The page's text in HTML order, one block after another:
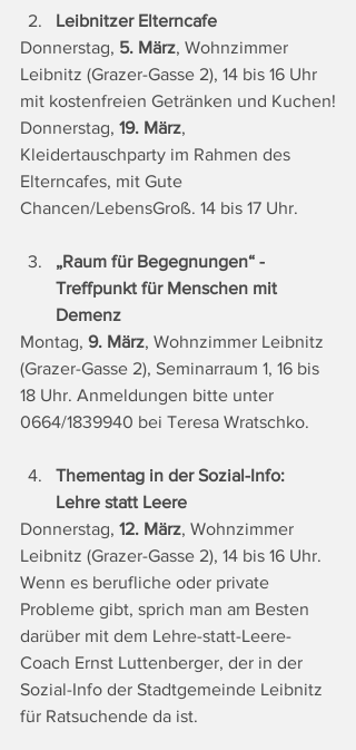
Leibnitzer Elterncafe
Donnerstag, 5. März, Wohnzimmer
Leibnitz (Grazer-Gasse 2), 14 bis 16 Uhr
mit kostenfreien Getränken und Kuchen!
Donnerstag, 19. März,
Kleidertauschparty im Rahmen des
Elterncafes, mit Gute
Chancen/LebensGroß. 14 bis 17 Uhr.
„Raum für Begegnungen“ -
Treffpunkt für Menschen mit
Demenz
Montag, 9. März, Wohnzimmer Leibnitz
(Grazer-Gasse 2), Seminarraum 1, 16 bis
18 Uhr. Anmeldungen bitte unter
0664/1839940 bei Teresa Wratschko.
Thementag in der Sozial-Info:
Lehre statt Leere
Donnerstag, 12. März, Wohnzimmer
Leibnitz (Grazer-Gasse 2), 14 bis 16 Uhr.
Wenn es berufliche oder private
Probleme gibt, sprich man am Besten
darüber mit dem Lehre-statt-Leere-
Coach Ernst Luttenberger, der in der
Sozial-Info der Stadtgemeinde Leibnitz
für Ratsuchende da ist.